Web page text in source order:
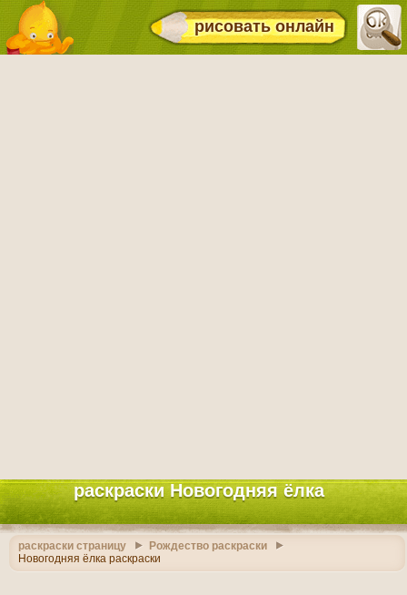
рисовать онлайн
раскраски Новогодняя ёлка
раскраски страницу
Рождество раскраски
Новогодняя ёлка раскраски